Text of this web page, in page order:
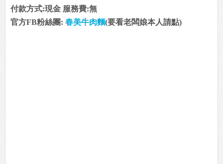
付款方式:現金 服務費:無
官方FB粉絲團: 春美牛肉麵(要看老闆娘本人請點)